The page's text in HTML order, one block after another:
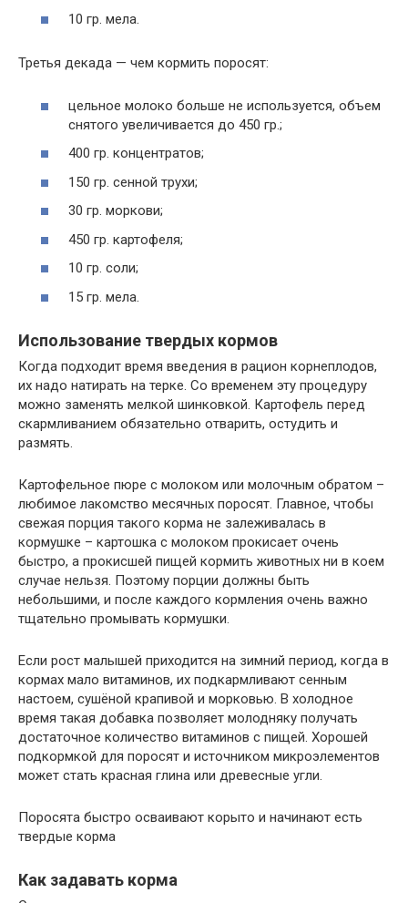
10 гр. мела.
Третья декада — чем кормить поросят:
цельное молоко больше не используется, объем
снятого увеличивается до 450 гр.;
400 гр. концентратов;
150 гр. сенной трухи;
30 гр. моркови;
450 гр. картофеля;
10 гр. соли;
15 гр. мела.
Использование твердых кормов
Когда подходит время введения в рацион корнеплодов,
их надо натирать на терке. Со временем эту процедуру
можно заменять мелкой шинковкой. Картофель перед
скармливанием обязательно отварить, остудить и
размять.
Картофельное пюре с молоком или молочным обратом –
любимое лакомство месячных поросят. Главное, чтобы
свежая порция такого корма не залеживалась в
кормушке – картошка с молоком прокисает очень
быстро, а прокисшей пищей кормить животных ни в коем
случае нельзя. Поэтому порции должны быть
небольшими, и после каждого кормления очень важно
тщательно промывать кормушки.
Если рост малышей приходится на зимний период, когда в
кормах мало витаминов, их подкармливают сенным
настоем, сушёной крапивой и морковью. В холодное
время такая добавка позволяет молодняку получать
достаточное количество витаминов с пищей. Хорошей
подкормкой для поросят и источником микроэлементов
может стать красная глина или древесные угли.
Поросята быстро осваивают корыто и начинают есть
твердые корма
Как задавать корма